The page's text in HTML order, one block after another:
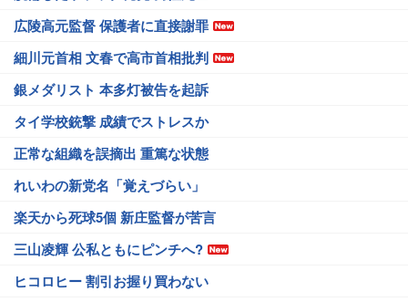
広陵高元監督 保護者に直接謝罪
細川元首相 文春で高市首相批判
銀メダリスト 本多灯被告を起訴
タイ学校銃撃 成績でストレスか
正常な組織を誤摘出 重篤な状態
れいわの新党名「覚えづらい」
楽天から死球5個 新庄監督が苦言
三山凌輝 公私ともにピンチへ?
ヒコロヒー 割引お握り買わない